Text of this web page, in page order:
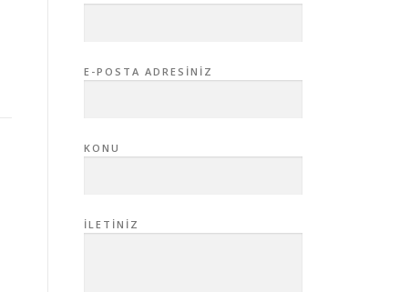
E-POSTA ADRESINIZ
KONU
İLETINIZ